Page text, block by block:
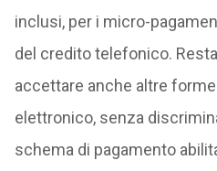
inclusi, per i micro-
del credito telefonico.
accettare anche altre
elettronico, senza
schema di pagamento